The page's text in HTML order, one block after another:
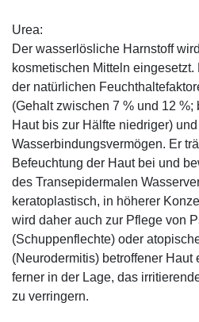
Urea:
Der wasserlösliche Harnstoff
kosmetischen Mitteln eingesetzt.
der natürlichen
(Gehalt zwischen 7 % und 12
Haut bis zur Hälfte niedriger)
Wasserbindungsvermögen. Er
Befeuchtung der Haut bei und
des Transepidermalen
keratoplastisch, in höherer
wird daher auch zur Pflege von
(Schuppenflechte) oder
(Neurodermitis) betroffener Haut
ferner in der Lage, das
zu verringern.